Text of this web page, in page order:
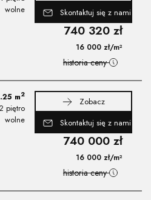
wolne
Skontaktuj się z nami
740 320 zł
16 000 zł/m²
historia ceny
m2
piętro
wolne
Zobacz
Skontaktuj się z nami
740 000 zł
16 000 zł/m²
historia ceny